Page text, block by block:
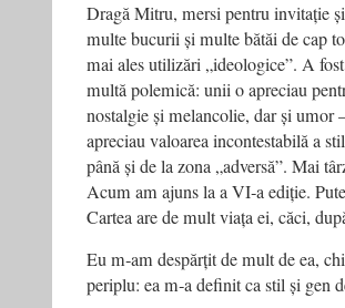
Dragă Mitru, mersi pentru invitație
multe bucurii și multe bătăi de cap
mai ales utilizări „ideologice”. A
multă polemică: unii o apreciau
nostalgie și melancolie, dar și umor
apreciau valoarea incontestabilă a
până și de la zona „adversă”. Mai
Acum am ajuns la a VI‑a ediție.
Cartea are de mult viața ei, căci,
Eu m‑am despărțit de mult de ea,
periplu: ea m‑a definit ca stil și gen